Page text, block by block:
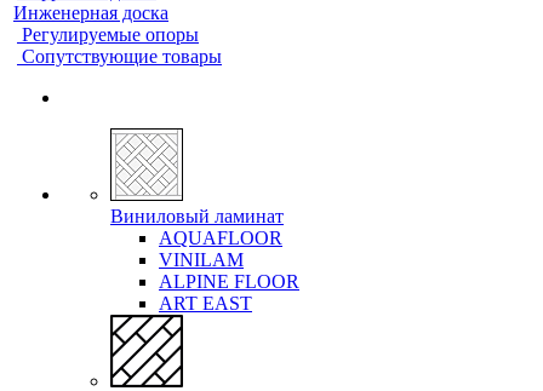
Инженерная доска
Регулируемые опоры
Сопутствующие товары
Виниловый ламинат
AQUAFLOOR
VINILAM
ALPINE FLOOR
ART EAST